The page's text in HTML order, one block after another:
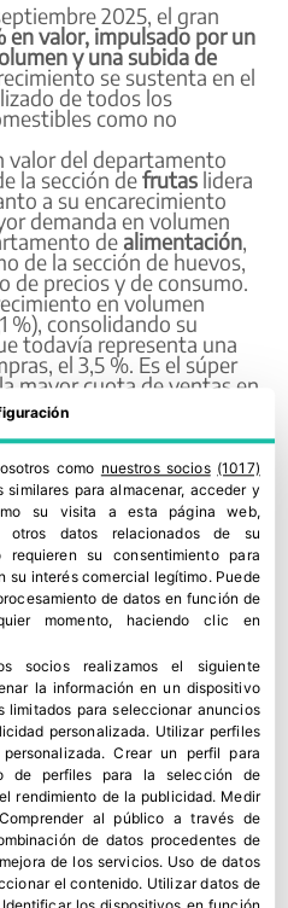
2025, el gran
en valor, impulsado por un
y una subida de
se sustenta en el
de todos los
como no
valor del departamento
la sección defrutas lidera
a su encarecimiento
demanda en volumen
de alimentación,
de la sección de huevos,
de precios y de consumo.
en volumen
%), consolidando su
todavía representa una
el 3,5 %. Es el súper
mayor cuota de ventas en
sólido avance en los
El híper sigue siendo el
negativa frente al año
,CONSUMO
como nuestros socios (1017)
para almacenar, acceder y
su visita a esta página web,
datos relacionados de su
su consentimiento para
su interés comercial legítimo. Puede
de datos en función de
momento, haciendo clic en
socios realizamos el siguiente
la información en un dispositivo
limitados para seleccionar anuncios
personalizada. Utilizar perfiles
.Crear un perfil para
de perfiles para la selección de
rendimiento de la publicidad. Medir
Comprender al público a través de
de datos procedentes de
de los servicios. Uso de datos
el contenido. Utilizar datos de